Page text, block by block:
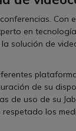
Con
en
solución de
de su
de uso de su
los